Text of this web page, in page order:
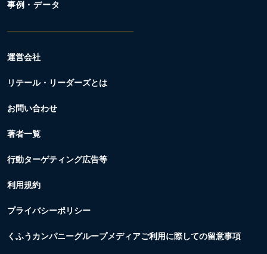
事例・データ
運営会社
リテール・リーダーズとは
お問い合わせ
著者一覧
行動ターゲティング広告等
利用規約
プライバシーポリシー
くふうカンパニーグループメディアご利用に際しての留意事項